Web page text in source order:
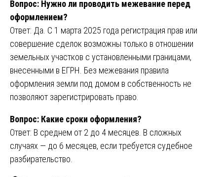
Вопрос: Нужно ли проводить межевание перед
оформлением?
Ответ: Да. С 1 марта 2025 года регистрация прав или
совершение сделок возможны только в отношении
земельных участков с установленными границами,
внесенными в ЕГРН. Без межевания правила
оформления земли под домом в собственность не
позволяют зарегистрировать право.
Вопрос: Какие сроки оформления?
Ответ: В среднем от 2 до 4 месяцев. В сложных
случаях — до 6 месяцев, если требуется судебное
разбирательство.